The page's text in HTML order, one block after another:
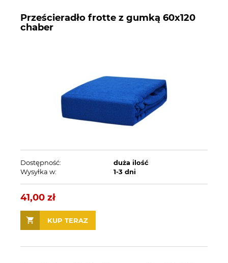
Prześcieradło frotte z gumką 60x120
chaber
Dostępność:
duża ilość
Wysyłka w:
1-3 dni
41,00 zł
KUP TERAZ